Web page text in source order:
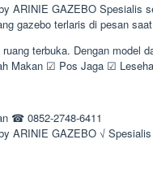
ARINIE GAZEBO Spesialis
gazebo terlaris di pesan
terbuka. Dengan
☑ Pos Jaga ☑
ARINIE GAZEBO √